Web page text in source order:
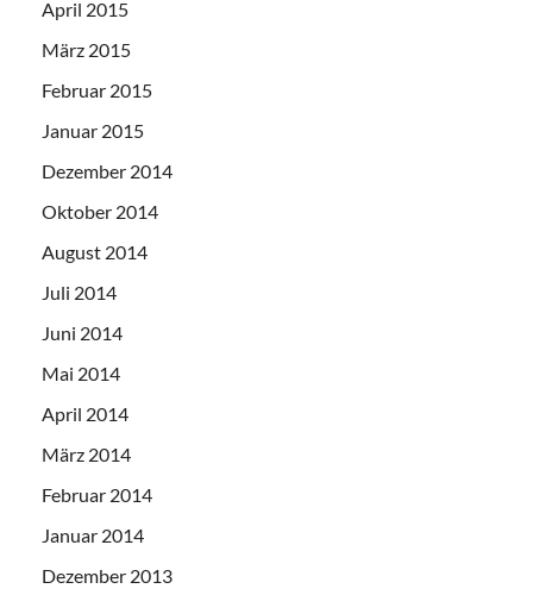
April 2015
März 2015
Februar 2015
Januar 2015
Dezember 2014
Oktober 2014
August 2014
Juli 2014
Juni 2014
Mai 2014
April 2014
März 2014
Februar 2014
Januar 2014
Dezember 2013